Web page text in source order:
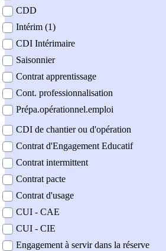
CDD
Intérim (1)
CDI Intérimaire
Saisonnier
Contrat apprentissage
Cont. professionnalisation
Prépa.opérationnel.emploi
CDI de chantier ou d'opération
Contrat d'Engagement Educatif
Contrat intermittent
Contrat pacte
Contrat d'usage
CUI - CAE
CUI - CIE
Engagement à servir dans la réserve